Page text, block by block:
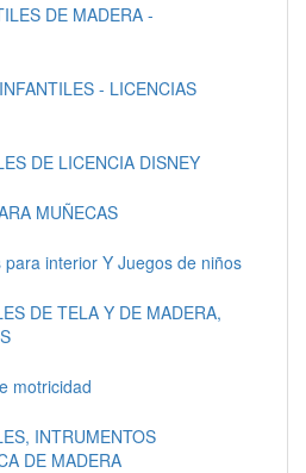
DE MADERA -
- LICENCIAS
DE LICENCIA DISNEY
MUÑECAS
interior Y Juegos de niños
DE TELA Y DE MADERA,
motricidad
INTRUMENTOS
DE MADERA